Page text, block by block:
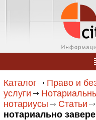
Каталог
Право и
услуги
нотариусы
Статьи
нотариально